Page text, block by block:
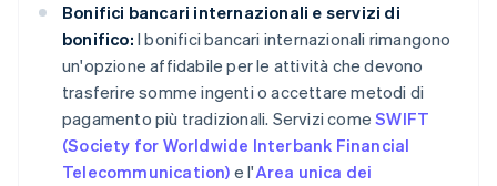
Bonifici bancari internazionali e servizi di
bonifico: I bonifici bancari internazionali rimangono
un'opzione affidabile per le attività che devono
trasferire somme ingenti o accettare metodi di
pagamento più tradizionali. Servizi comeSWIFT
(Society for Worldwide Interbank Financial
Telecommunication) e l'Area unica dei